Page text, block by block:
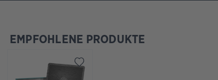
Omitir la galería de productos
EMPFOHLENE PRODUKTE